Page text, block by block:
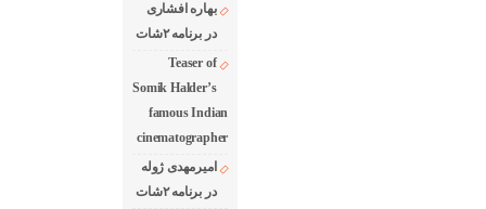
بهاره افشاری
در برنامه ۲شات
Teaser of
Somik Halder’s
famous Indian
cinematographer
امیرمهدی ژوله
در برنامه ۲شات